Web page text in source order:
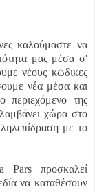
καλούμαστε να
μας μέσα σ'
νέους κώδικες
νέα μέσα και
περιεχόμενο της
λαμβάνει χώρα στο
με το
προσκαλεί
να καταθέσουν